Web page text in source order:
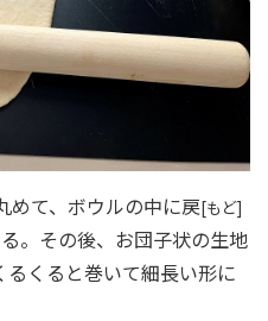
めて、ボウルの中に戻[もど]
。その後、お団子状の生地
るくると巻いて細長い形に